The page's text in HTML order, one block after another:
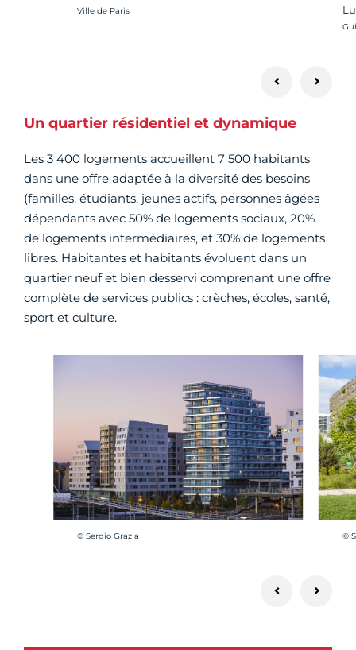
Crédit photo :
Ville de Paris
Un quartier résidentiel et dynamique
Les 3 400 logements accueillent 7 500 habitants
dans une offre adaptée à la diversité des besoins
(familles, étudiants, jeunes actifs, personnes âgées
dépendants avec 50% de logements sociaux, 20%
de logements intermédiaires, et 30% de logements
libres. Habitantes et habitants évoluent dans un
quartier neuf et bien desservi comprenant une offre
complète de services publics : crèches, écoles, santé,
sport et culture.
Crédit photo :
© Sergio Grazia ©